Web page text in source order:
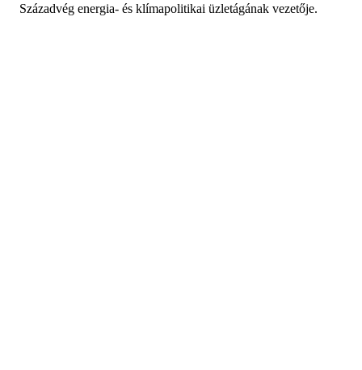
Századvég energia- és klímapolitikai üzletágának vezetője.